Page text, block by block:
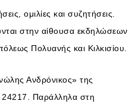
ομιλίες και συζητήσεις.
στην αίθουσα εκδηλώσεων
Πολυανής και Κιλκισίου.
Ανδρόνικος» της
24217. Παράλληλα στη